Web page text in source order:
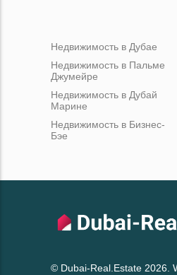
Недвижимость в Дубае
Недвижимость в Пальме
Джумейре
Недвижимость в Дубай
Марине
Недвижимость в Бизнес-
Бэе
© Dubai-Real.Estate 2026.